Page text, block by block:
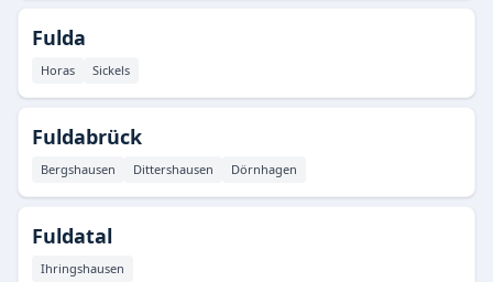
Fulda
Horas Sickels
Fuldabrück
Bergshausen Dittershausen Dörnhagen
Fuldatal
Ihringshausen